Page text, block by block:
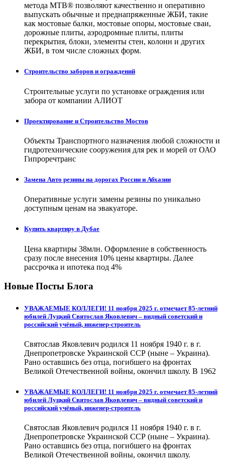
метода МТВ® позволяют качественно и оперативно
выпускать обычные и преднапряженные ЖБИ, такие
как мостовые балки, мостовые опоры, мостовые сваи,
дорожные плиты, аэродромные плиты, плиты
перекрытия, блоки, элементы стен, колонн и других
ЖБИ, в том числе сложных форм.
Строительство заборов и ограждений
Строительные услуги по установке ограждения или
забора от компании АЛИОТ
Проектирование и Строительство Мостов
Объекты Транспортного назначения любой сложности и
гидротехнические сооружения для рек и морей от ОАО
Гипроречтранс
Замена Авто резины на дорогах России и Абхазии
Оперативные услуги замены резины по уникально
доступным ценам на эвакуаторе.
Купить квартиру в Дубае
Цена квартиры 38млн. Оформление в собственность
сразу после внесения 10% цены квартиры. Далее
рассрочка и ипотека под 4%
Новые Посты Блога
УВАЖАЕМЫЕ КОЛЛЕГИ! 11 ноября 2025 г. отмечает 85-летний
юбилей Луцкий Святослав Яковлевич – видный советский и
российский учёный, инженер-строитель
Святослав Яковлевич родился 11 ноября 1940 г. в г.
Днепропетровске Украинской ССР (ныне – Украина).
Рано оставшись без отца, погибшего на фронтах
Великой Отечественной войны, окончил школу. В 1962
УВАЖАЕМЫЕ КОЛЛЕГИ! 11 ноября 2025 г. отмечает 85-летний
юбилей Луцкий Святослав Яковлевич – видный советский и
российский учёный, инженер-строитель
Святослав Яковлевич родился 11 ноября 1940 г. в г.
Днепропетровске Украинской ССР (ныне – Украина).
Рано оставшись без отца, погибшего на фронтах
Великой Отечественной войны, окончил школу.